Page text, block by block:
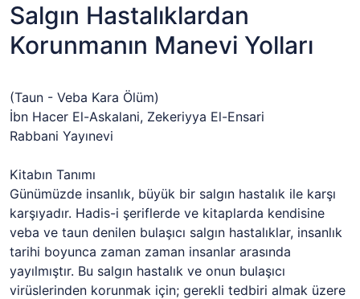
Salgın Hastalıklardan
Korunmanın Manevi Yolları
(Taun - Veba Kara Ölüm)
İbn Hacer El-Askalani, Zekeriyya El-Ensari
Rabbani Yayınevi
Kitabın Tanımı
Günümüzde insanlık, büyük bir salgın hastalık ile karşı
karşıyadır. Hadis-i şeriflerde ve kitaplarda kendisine
veba ve taun denilen bulaşıcı salgın hastalıklar, insanlık
tarihi boyunca zaman zaman insanlar arasında
yayılmıştır. Bu salgın hastalık ve onun bulaşıcı
virüslerinden korunmak için; gerekli tedbiri almak üzere